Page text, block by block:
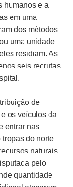
humanos e a
em uma
dos métodos
uma unidade
residiam. As
seis recrutas
de
os veículos da
entrar nas
tropas do norte
naturais
pelo
quantidade